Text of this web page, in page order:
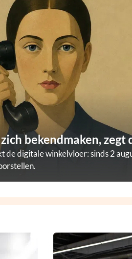
bekendmaken, zegt
de digitale winkelvloer: sinds 2